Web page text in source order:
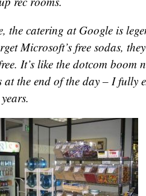
the catering at Google is
Microsoft’s free sodas,
It’s like the dotcom boom
at the end of the day – I fully